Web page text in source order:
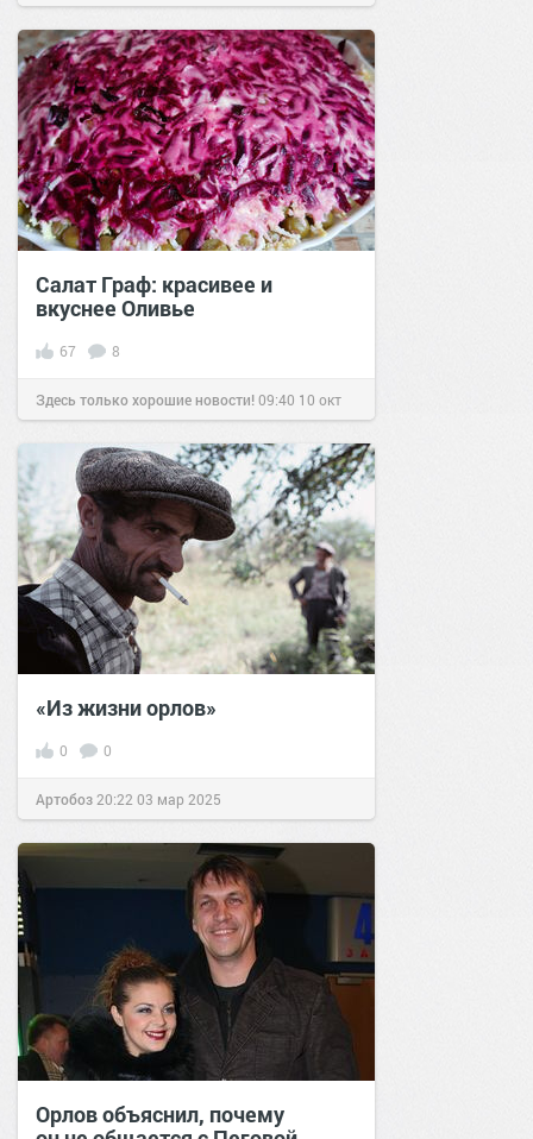
Салат Граф: красивее и
вкуснее Оливье
67 8
Здесь только хорошие новости!09:40 10 окт
2020
«Из жизни орлов»
0 0
Артобоз 20:22 03 мар 2025
Орлов объяснил, почему